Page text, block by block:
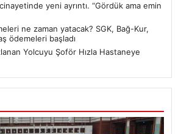
yeni ayrıntı. “Gördük ama emin
ne zaman yatacak? SGK, Bağ-Kur,
ödemeleri başladı
Yolcuyu Şoför Hızla Hastaneye